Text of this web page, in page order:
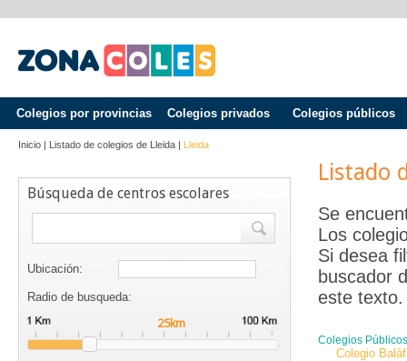
Colegios por provincias Colegios privados Colegios públicos
Inicio | Listado de colegios de Lleida | Lleida
Búsqueda de centros escolares
Ubicación:
Radio de busqueda:
Listado
Se
Los
Si desea
buscador
este texto.
Colegios
Colegio